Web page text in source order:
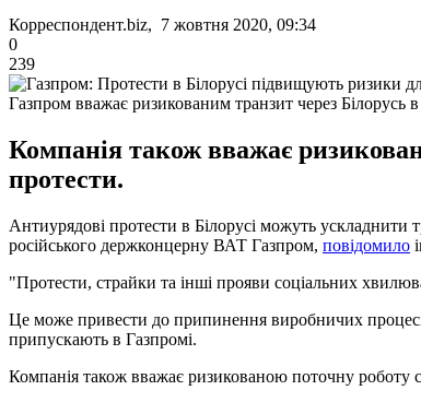
Корреспондент.biz, 7 жовтня 2020, 09:34
0
239
Газпром вважає ризикованим транзит через Білорусь в
Компанія також вважає
протести.
Антиурядові протести в Білорусі можуть ускладнити
російського держконцерну ВАТ Газпром, повідомило
"Протести, страйки та інші прояви соціальних
Це може привести до припинення виробничих
припускають в Газпромі.
Компанія також вважає ризикованою поточну роботу